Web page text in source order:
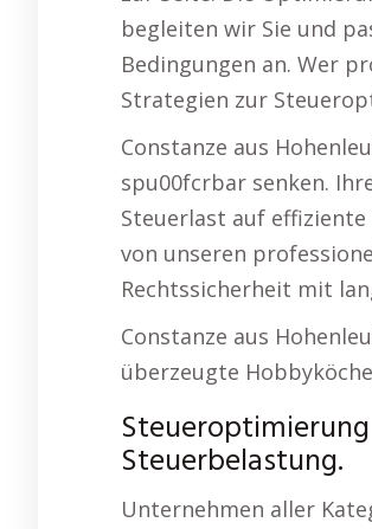
begleiten wir Sie und
Bedingungen an. Wer
Strategien zur
Constanze aus
spu00fcrbar senken.
Steuerlast auf
von unseren
Rechtssicherheit mit
Constanze aus
überzeugte
Steuerbelastung.
Unternehmen aller